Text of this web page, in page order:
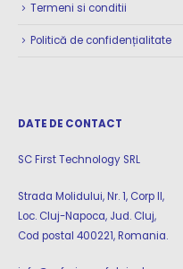
Termeni si conditii
Politică de confidențialitate
DATE DE CONTACT
SC First Technology SRL
Strada Molidului, Nr. 1, Corp II,
Loc. Cluj-Napoca, Jud. Cluj,
Cod postal 400221, Romania.